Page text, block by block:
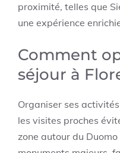
proximité, telles que
une expérience
Comment
séjour à
Organiser ses
les visites proches
zone autour du